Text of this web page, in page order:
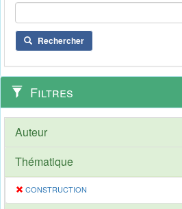
Rechercher
Filtres
Auteur
Thématique
CONSTRUCTION